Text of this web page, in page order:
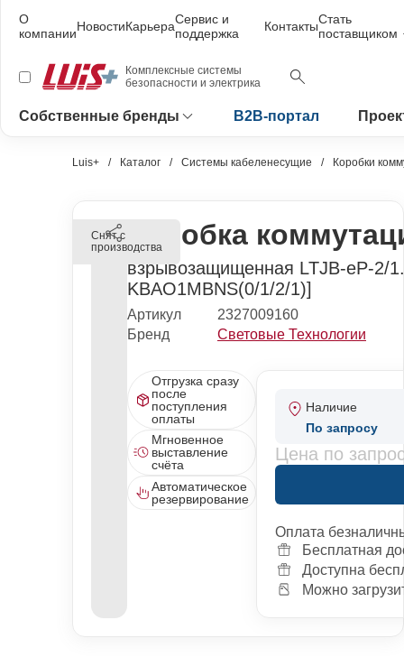
О
компанииНовостиКарьераСервис и
поддержка
КонтактыСтать
поставщиком
Комплексные системы
безопасности и электрика
Собственные бренды B2B-портал
Luis+ Каталог Системы кабеленесущие Коробки
Снят с
производстваКоробка
взрывозащищенная LTJB-eP-2/
KBAO1MBNS(0/1/2/1)]
Артикул
2327009160
Бренд
Световые Технологии
Отгрузка сразу
после
поступления
оплаты
Мгновенное
выставление
счёта
Автоматическое
резервирование
Наличие
По запросу
Цена по
Оплата
Бесплатная
Доступна
Можно